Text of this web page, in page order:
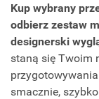
Kup wybrany
odbierz zestaw
designerski
staną się Twoim
smacznie,